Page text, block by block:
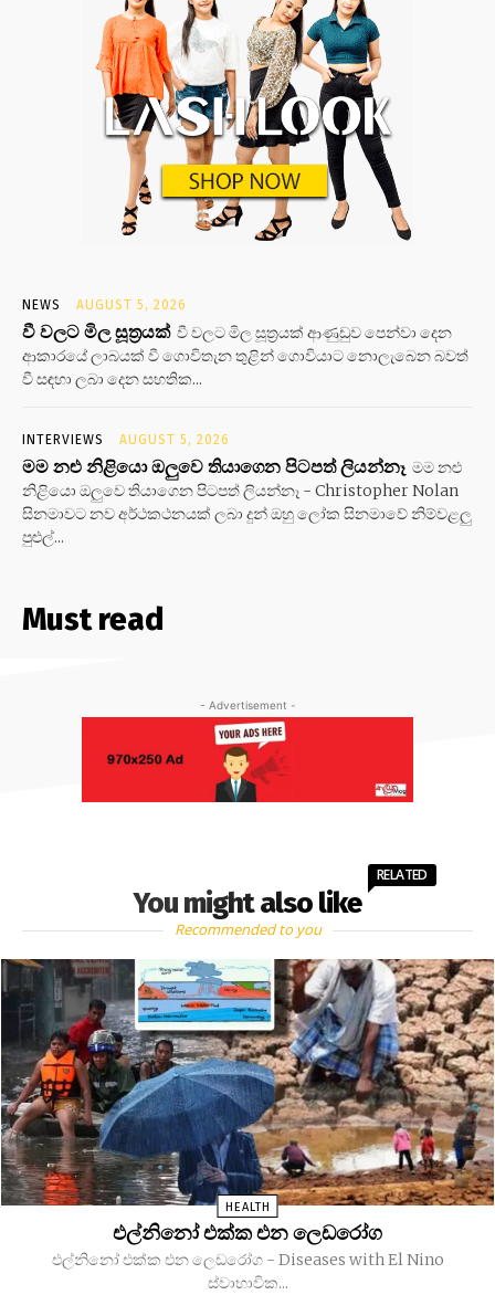
NEWS AUGUST 5, 2026
වී වලට මිල සූත්‍රයක් වී වලට මිල සූත්‍රයක් ආණුඩුව පෙන්වා දෙන
ආකාරයේ ලාබයක් වී ගොවිතැන තුළින් ගොවියාට නොලැබෙන බවත්
වී සඳහා ලබා දෙන සහතික...
INTERVIEWS AUGUST 5, 2026
මම නළු නිළියො ඔලුවෙ තියාගෙන පිටපත් ලියන්නෑ මම නළු
නිළියො ඔලුවෙ තියාගෙන පිටපත් ලියන්නෑ - Christopher Nolan
සිනමාවට නව අර්ථකථනයක් ලබා දුන් ඔහු ලෝක සිනමාවේ නිම්වළලු
පුළුල්...
Must read
- Advertisement -
You might also like
RELATED
Recommended to you
HEALTH
එල්නිනෝ එක්ක එන ලෙඩරෝග
එල්නිනෝ එක්ක එන ලෙඩරෝග - Diseases with El Nino
ස්වාභාවික...